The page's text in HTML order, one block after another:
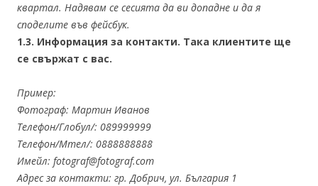
квартал. Надявам се сесията да ви допадне и да я
споделите във фейсбук.
1.3. Информация за контакти. Така клиентите ще
се свържат с вас.
Пример:
Фотограф: Мартин Иванов
Телефон/Глобул/: 089999999
Телефон/Мтел/: 0888888888
Имейл: fotograf@fotograf.com
Адрес за контакти: гр. Добрич, ул. България 1